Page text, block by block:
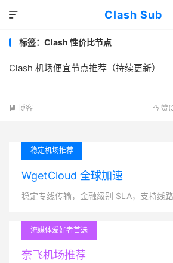
Clash Sub

标签：Clash 性价比节点
Clash 机场便宜节点推荐（持续更新）
 赞(
 博客
稳定机场推荐
WgetCloud 全球加速
稳定专线传输，金融级别 SLA，支持线路
流媒体爱好者首选
奈飞机场推荐